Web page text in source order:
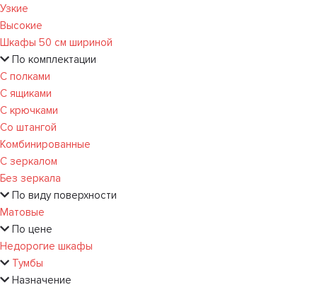
Узкие
Высокие
Шкафы 50 см шириной
По комплектации
С полками
С ящиками
С крючками
Со штангой
Комбинированные
С зеркалом
Без зеркала
По виду поверхности
Матовые
По цене
Недорогие шкафы
Тумбы
Назначение